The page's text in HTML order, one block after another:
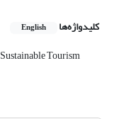
کلیدواژه‌ها English
Sustainable Tourism